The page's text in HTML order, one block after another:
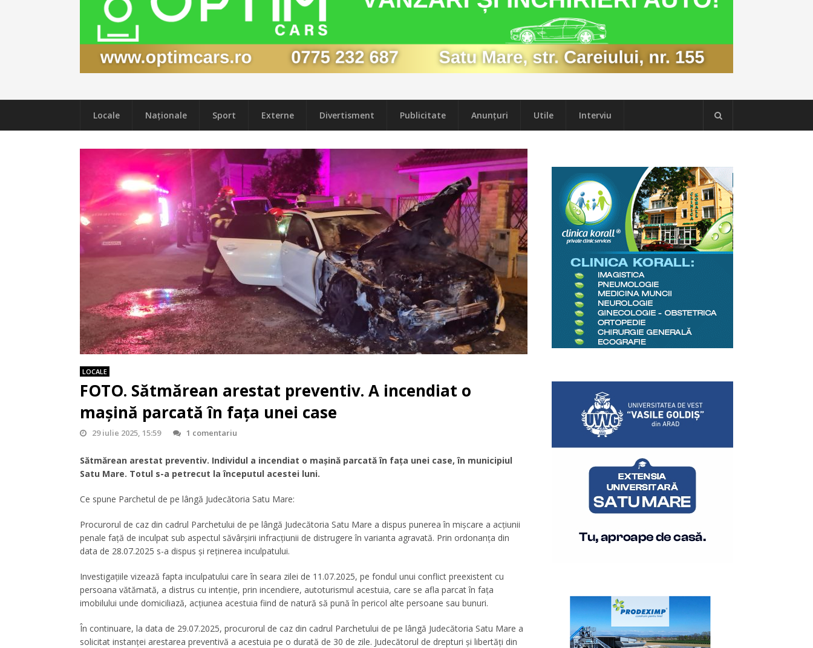
Locale Naţionale Sport Externe Divertisment Publicitate Anunțuri Utile Interviu
LOCALE
FOTO. Sătmărean arestat preventiv. A incendiat o
mașină parcată în fața unei case
29 iulie 2025, 15:59 1 comentariu
Sătmărean arestat preventiv. Individul a incendiat o mașină parcată în fața unei case, în municipiul
Satu Mare. Totul s-a petrecut la începutul acestei luni.
Ce spune Parchetul de pe lângă Judecătoria Satu Mare:
Procurorul de caz din cadrul Parchetului de pe lângă Judecătoria Satu Mare a dispus punerea în mișcare a acțiunii
penale față de inculpat sub aspectul săvârșirii infracțiunii de distrugere în varianta agravată. Prin ordonanța din
data de 28.07.2025 s-a dispus și reținerea inculpatului.
Investigațiile vizează fapta inculpatului care în seara zilei de 11.07.2025, pe fondul unui conflict preexistent cu
persoana vătămată, a distrus cu intenție, prin incendiere, autoturismul acestuia, care se afla parcat în fața
imobilului unde domiciliază, acțiunea acestuia fiind de natură să pună în pericol alte persoane sau bunuri.
În continuare, la data de 29.07.2025, procurorul de caz din cadrul Parchetului de pe lângă Judecătoria Satu Mare a
solicitat instanței arestarea preventivă a acestuia pe o durată de 30 de zile. Judecătorul de drepturi și libertăți din